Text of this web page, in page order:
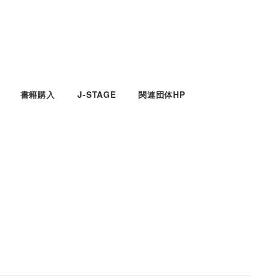
書籍購入 J-STAGE 関連団体HP